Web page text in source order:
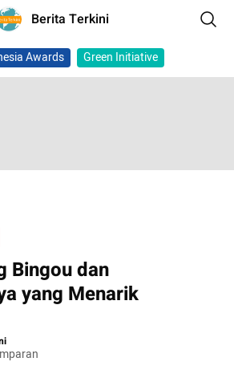
Berita Terkini
Awards Green Initiative
Bingou dan
yang Menarik